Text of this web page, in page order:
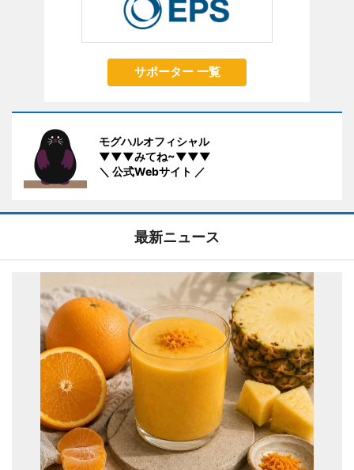
サポーター 一覧
モグハルオフィシャル
▼▼▼みてね~▼▼▼
＼ 公式Webサイト ／
最新ニュース